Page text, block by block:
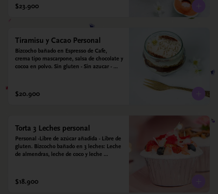
$23.900
Tiramisu y Cacao Personal
Bizcocho bañado en Espresso de Cafe,
crema tipo mascarpone, salsa de chocolate y
cocoa en polvo. Sin gluten - Sin azucar -
$20.900
Torta 3 Leches personal
Personal -Libre de azúcar añadida - Libre de
gluten. Bizcocho bañado en 3 leches: Leche
de almendras, leche de coco y leche
almendras, aceite girasol, leche de coco,
estevia 95%, miel de agave 5% esencia de
$18.900